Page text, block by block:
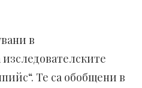
в
изследователските
Те са обобщени в